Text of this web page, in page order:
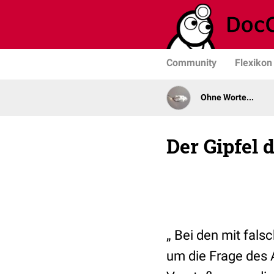
Community Flexikon
Ohne Worte...
Der Gipfel
„ Bei den mit
um die Frage des